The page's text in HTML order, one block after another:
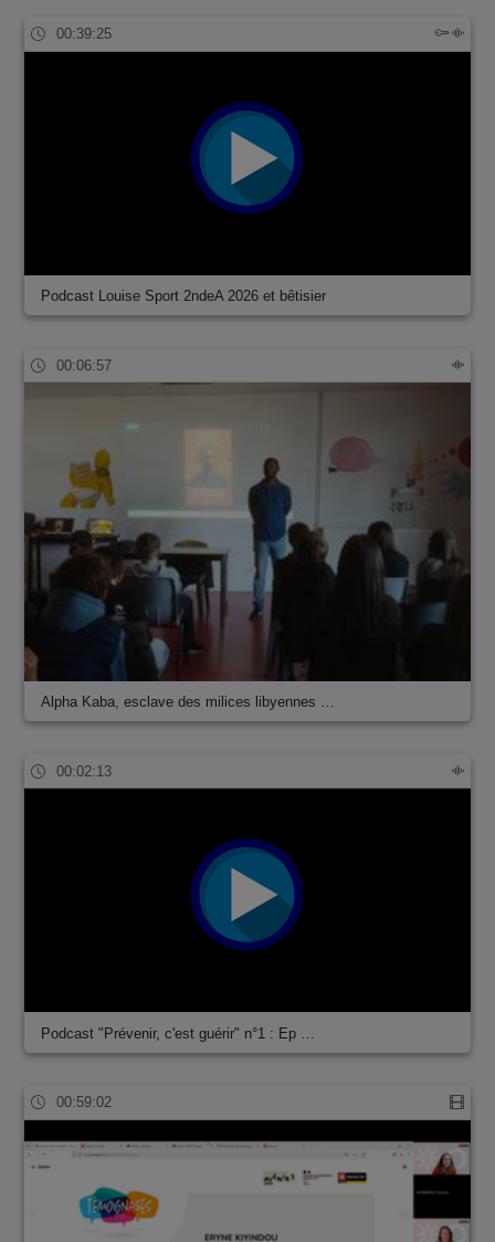
00:39:25
Podcast Louise Sport 2ndeA 2026 et bêtisier
00:06:57
Alpha Kaba, esclave des milices libyennes …
00:02:13
Podcast "Prévenir, c'est guérir" n°1 : Ep …
00:59:02